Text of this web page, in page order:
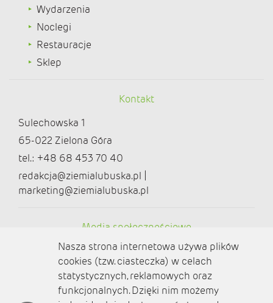
Wydarzenia
Noclegi
Restauracje
Sklep
Kontakt
Sulechowska 1
65-022 Zielona Góra
tel.: +48 68 453 70 40
redakcja@ziemialubuska.pl |
marketing@ziemialubuska.pl
Media społecznościowe
Nasza strona internetowa używa plików
cookies (tzw. ciasteczka) w celach
statystycznych, reklamowych oraz
funkcjonalnych. Dzięki nim możemy